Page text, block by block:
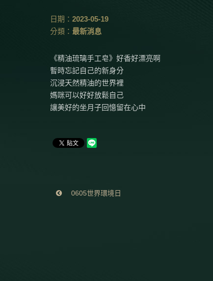
日期：2023-05-19
分類： 最新消息
《精油琉璃手工皂》好香好漂亮啊
暫時忘記自己的新身分
沉浸天然精油的世界裡
媽咪可以好好放鬆自己
讓美好的坐月子回憶留在心中
0605世界環境日